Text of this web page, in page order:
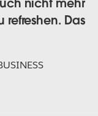
nicht mehr
Das